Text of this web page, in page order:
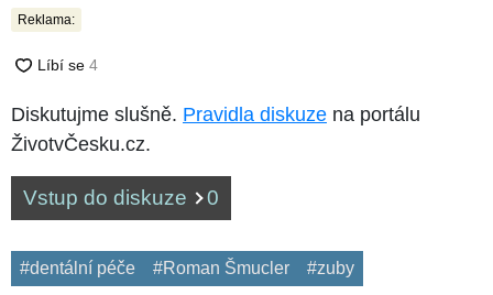
Reklama:
Diskutujme slušně. Pravidla diskuze na portálu
ŽivotvČesku.cz.
Vstup do diskuze 0
#dentální péče #Roman Šmucler #zuby